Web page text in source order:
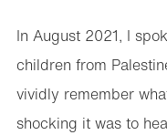
In August 2021, I
children from
vividly remember
shocking it was to